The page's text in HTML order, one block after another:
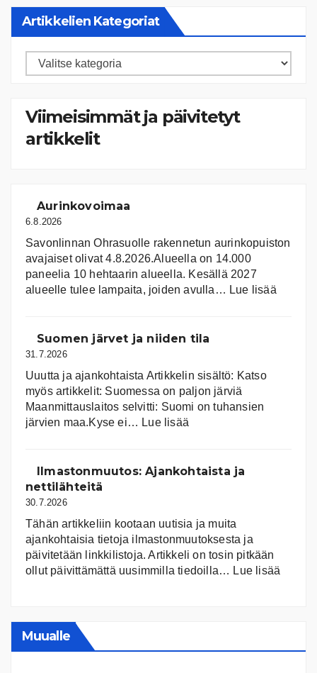
Artikkelien Kategoriat
Artikkelien
Viimeisimmät ja päivitetyt
artikkelit
Aurinkovoimaa
6.8.2026
Savonlinnan Ohrasuolle rakennetun aurinkopuiston
avajaiset olivat 4.8.2026.Alueella on 14.000
paneelia 10 hehtaarin alueella. Kesällä 2027
alueelle tulee lampaita, joiden avulla… Lue lisää:
Suomen järvet ja niiden tila
31.7.2026
Uuutta ja ajankohtaista Artikkelin sisältö: Katso
myös artikkelit: Suomessa on pal­jon jär­viä
Maanmittauslaitos selvitti: Suomi on tuhansien
järvien maa.Kyse ei… Lue lisää
ja
Ilmastonmuutos: Ajankohtaista ja
nettilähteitä
30.7.2026
Tähän artikkeliin kootaan uutisia ja muita
ajankohtaisia tietoja ilmastonmuutoksesta ja
päivitetään linkkilistoja. Artikkeli on tosin pitkään
ollut päivittämättä uusimmilla tiedoilla… Lue lisää
Muualle